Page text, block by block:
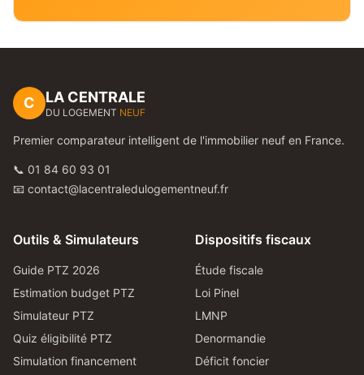
C LA CENTRALE
DU LOGEMENT NEUF
Premier comparateur intelligent de l'immobilier neuf en France.
📞 01 84 60 93 01
📧 contact@lacentraledulogementneuf.fr
Outils & Simulateurs
Guide PTZ 2026
Estimation budget PTZ
Simulateur PTZ
Quiz éligibilité PTZ
Simulation financement
Dispositifs fiscaux
Étude fiscale
Loi Pinel
LMNP
Denormandie
Déficit foncier